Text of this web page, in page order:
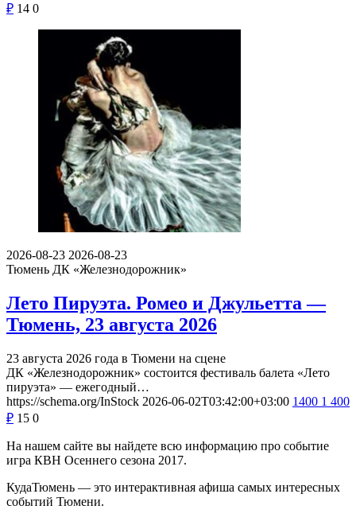
₽ 14 0
2026-08-23 2026-08-23
Тюмень ДК «Железнодорожник»
Лето Пируэта. Ромео и Джульетта —
Тюмень, 23 августа 2026
23 августа 2026 года в Тюмени на сцене
ДК «Железнодорожник» состоится фестиваль балета «Лето
пируэта» — ежегодный…
https://schema.org/InStock 2026-06-02T03:42:00+03:00 1400 1 400
₽ 15 0
На нашем сайте вы найдете всю информацию про событие
игра КВН Осеннего сезона 2017.
КудаТюмень — это интерактивная афиша самых интересных
событий Тюмени.